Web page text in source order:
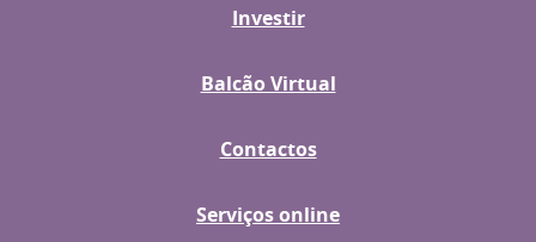
Investir
Balcão Virtual
Contactos
Serviços online